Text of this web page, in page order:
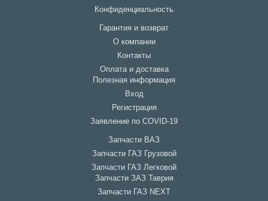
Конфиденциальность
Гарантия и возврат
О компании
Контакты
Оплата и доставка
Полезная информация
Вход
Регистрация
Заявление по COVID-19
Запчасти ВАЗ
Запчасти ГАЗ Грузовой
Запчасти ГАЗ Легковой
Запчасти ЗАЗ Таврия
Запчасти ГАЗ NEXT